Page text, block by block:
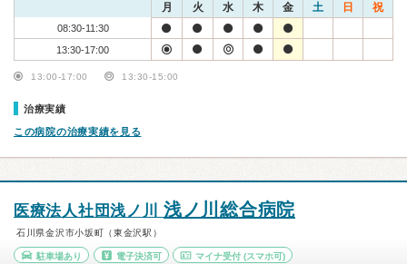
月 火 水 木 金 土 日 祝
08:30-11:30
13:30-17:00
13:00-17:00 13:30-15:00
治療実績
この病院の治療実績を見る
医療法人社団浅ノ川 浅ノ川総合病院
石川県金沢市小坂町（東金沢駅）
駐車場あり 電子決済可 マイナ受付 (スマホ可)